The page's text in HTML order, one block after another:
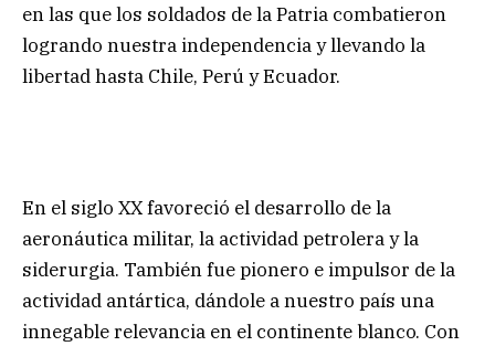
en las que los soldados de la Patria combatieron
logrando nuestra independencia y llevando la
libertad hasta Chile, Perú y Ecuador.
En el siglo XX favoreció el desarrollo de la
aeronáutica militar, la actividad petrolera y la
siderurgia. También fue pionero e impulsor de la
actividad antártica, dándole a nuestro país una
innegable relevancia en el continente blanco. Con